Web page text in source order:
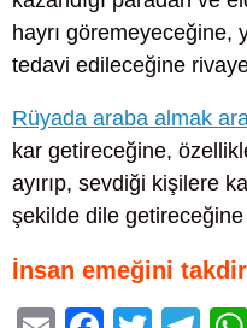
hayrı göremeyeceğine,
tedavi edileceğine
Rüyada araba almak
kar getireceğine,
ayırıp, sevdiği kişilere
şekilde dile
İnsan emeğini